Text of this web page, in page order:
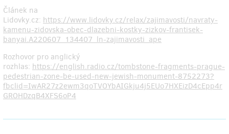
Článek na
Lidovky.cz: https://www.lidovky.cz/relax/zajimavosti/navraty-
kamenu-zidovska-obec-dlazebni-kostky-zizkov-frantisek-
banyai.A220607_134407_ln-zajimavosti_ape
Rozhovor pro anglický
rozhlas: https://english.radio.cz/tombstone-fragments-prague-
pedestrian-zone-be-used-new-jewish-monument-8752273?
fbclid=IwAR27z2ewm3qoTVOYbAIGkju4j5EUo7HXEizD4cEpp4r
GROHDzqB4XFS6oP4